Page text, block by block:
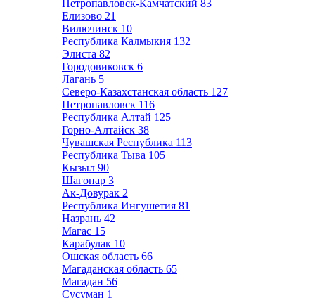
Петропавловск-Камчатский 83
Елизово 21
Вилючинск 10
Республика Калмыкия 132
Элиста 82
Городовиковск 6
Лагань 5
Северо-Казахстанская область 127
Петропавловск 116
Республика Алтай 125
Горно-Алтайск 38
Чувашская Республика 113
Республика Тыва 105
Кызыл 90
Шагонар 3
Ак-Довурак 2
Республика Ингушетия 81
Назрань 42
Магас 15
Карабулак 10
Ошская область 66
Магаданская область 65
Магадан 56
Сусуман 1